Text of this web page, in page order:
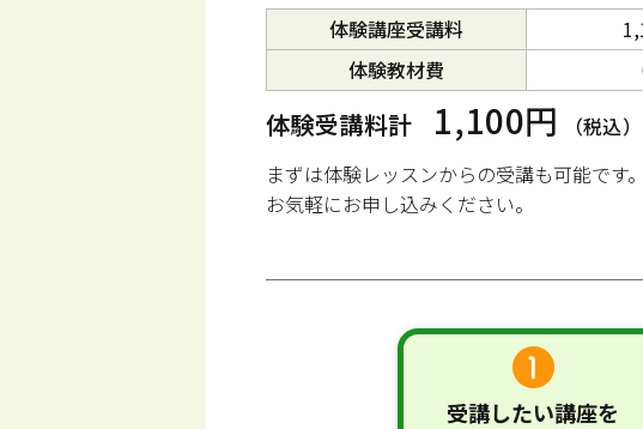
体験講座受講料
体験教材費
体験受講料計 1,100円
（税込）
まずは体験レッスンからの受講も可能です。
お気軽にお申し込みください。
受講したい講座を